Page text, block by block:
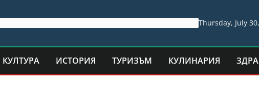
Thursday, July
КУЛТУРА ИСТОРИЯ ТУРИЗЪМ КУЛИНАРИЯ